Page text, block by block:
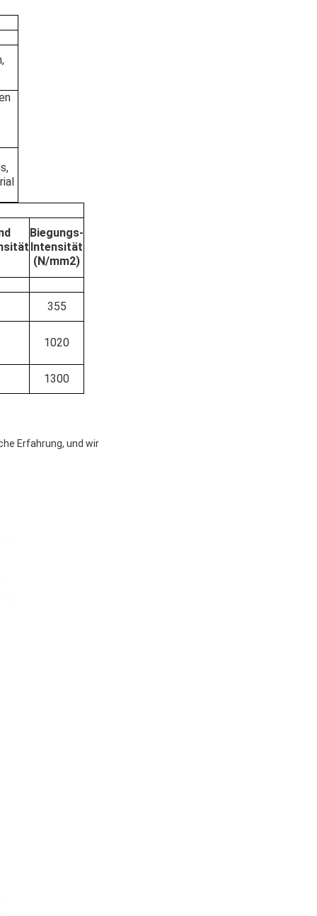
Biegungs-
Intensität
(N/mm2)
355
1020
1300
Erfahrung, und wir